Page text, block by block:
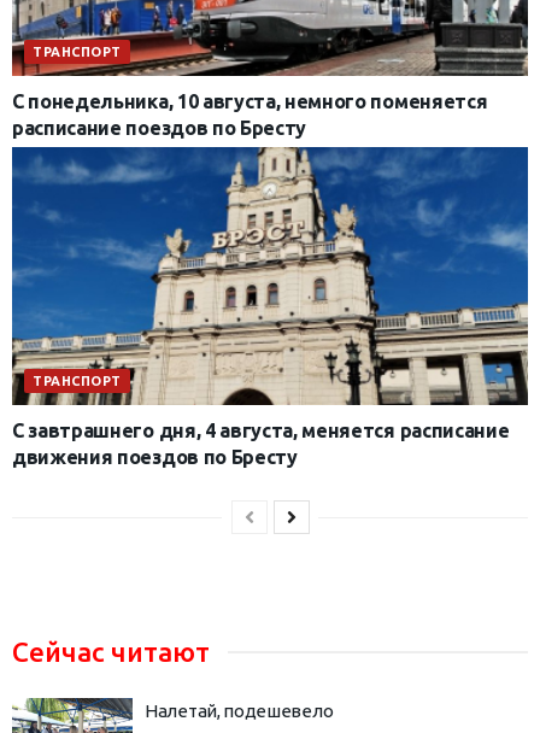
ТРАНСПОРТ
С понедельника, 10 августа, немного поменяется
расписание поездов по Бресту
ТРАНСПОРТ
С завтрашнего дня, 4 августа, меняется расписание
движения поездов по Бресту
Сейчас читают
Налетай, подешевело